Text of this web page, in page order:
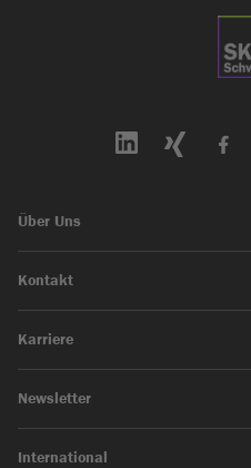
Über Uns
Kontakt
Karriere
Newsletter
International